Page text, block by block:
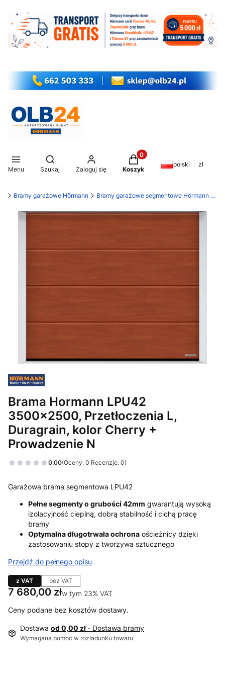
Menu
Otwórz wyszukiwarkę
Szukaj Zaloguj się
Produkty w koszyku: 0.
Koszyk
polski zł
Bramy garażowe Hörmann Bramy garażowe segmentowe Hörmann LPU 42
Brama Hormann LPU42
3500x2500, Przetłoczenia L,
Duragrain, kolor Cherry +
Prowadzenie N
0.00(Oceny: 0 Recenzje: 0)
Garażowa brama segmentowa LPU42
Pełne segmenty o grubości 42mm gwarantują wysoką
izolacyjność cieplną, dobrą stabilność i cichą pracę
bramy
Optymalna długotrwała ochrona ościeżnicy dzięki
zastosowaniu stopy z tworzywa sztucznego
Przejdź do pełnego opisu
z VAT bez VAT
Cena
7 680,00 złw tym 23% VAT
w tym 23% VAT
Ceny podane bez kosztów dostawy.
Dostawa od 0,00 zł - Dostawa bramy
Wymagana pomoc w rozładunku towaru